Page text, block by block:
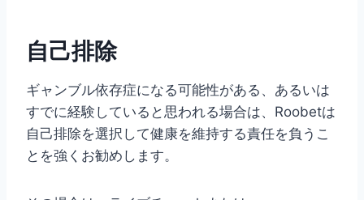
自己排除
ギャンブル依存症になる可能性がある、あるいは
すでに経験していると思われる場合は、Roobetは
自己排除を選択して健康を維持する責任を負うこ
とを強くお勧めします。